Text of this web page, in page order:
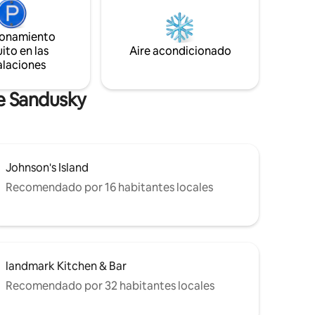
con
fogón,
todo el
cuenta con piscina al aire libre y gimnasio.
Aparcamiento fuera de la calle para 2
en las
Aire acondicionado
Sandusky
Johnson's Island
Recomendado por 16 habitantes locales
landmark Kitchen & Bar
Recomendado por 32 habitantes locales